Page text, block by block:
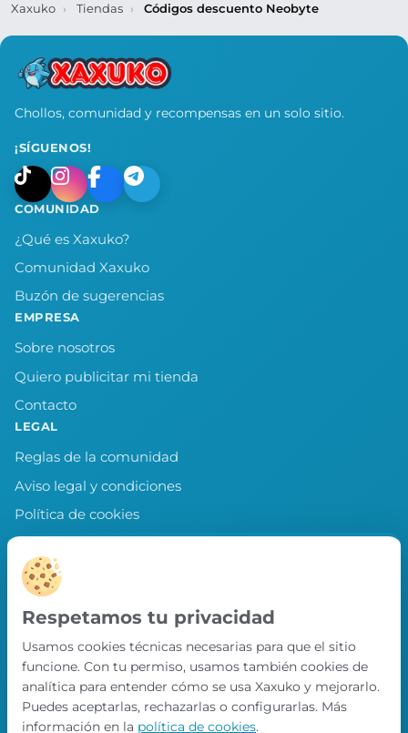
Xaxuko Tiendas Códigos descuento Neobyte
Chollos, comunidad y recompensas en un solo sitio.
¡SÍGUENOS!
COMUNIDAD
¿Qué es Xaxuko?
Comunidad Xaxuko
Buzón de sugerencias
EMPRESA
Sobre nosotros
Quiero publicitar mi tienda
Contacto
LEGAL
Reglas de la comunidad
Aviso legal y condiciones
Política de cookies
Política de privacidad
Preferencias de cookies
LLEVA XAXUKO CONTIGO
Chollos, misiones y recompensas desde
nuestra APP.
PRÓXIMAMENTE EN
App Store
Respetamos tu privacidad
Usamos cookies técnicas necesarias para que el sitio
funcione. Con tu permiso, usamos también cookies de
analítica para entender cómo se usa Xaxuko y mejorarlo.
Puedes aceptarlas, rechazarlas o configurarlas. Más
información en la política de cookies.